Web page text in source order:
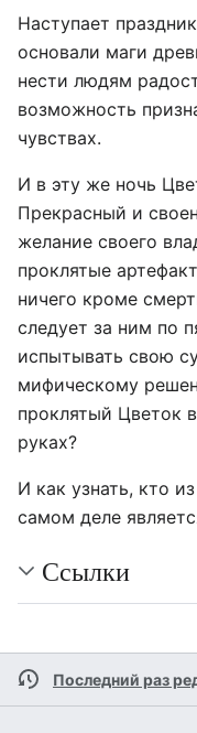
Наступает
основали маги
нести людям
возможность
чувствах.
И в эту же ночь
Прекрасный и
желание своего
проклятые
ничего кроме
следует за ним по
испытывать свою
мифическому
проклятый Цветок
руках?
И как узнать, кто
самом деле
Ссылки
Последний раз